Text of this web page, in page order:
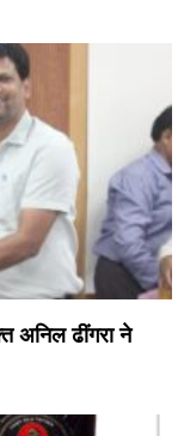
अनिल ढींगरा ने